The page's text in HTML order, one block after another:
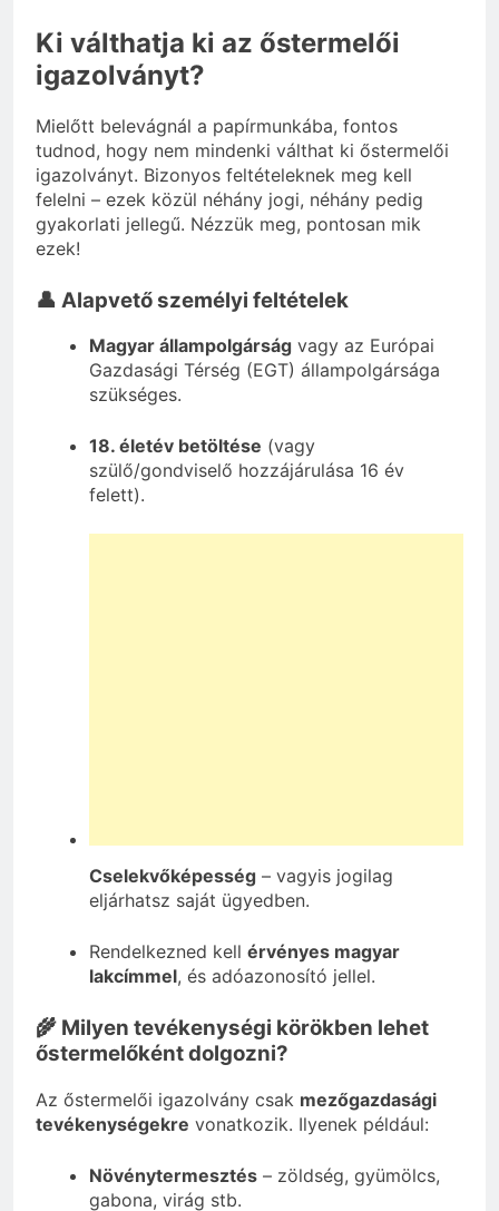
Ki válthatja ki az őstermelői
igazolványt?
Mielőtt belevágnál a papírmunkába, fontos
tudnod, hogy nem mindenki válthat ki őstermelői
igazolványt. Bizonyos feltételeknek meg kell
felelni – ezek közül néhány jogi, néhány pedig
gyakorlati jellegű. Nézzük meg, pontosan mik
ezek!
👤 Alapvető személyi feltételek
Magyar állampolgárság vagy az Európai
Gazdasági Térség (EGT) állampolgársága
szükséges.
18. életév betöltése (vagy
szülő/gondviselő hozzájárulása 16 év
felett).
Cselekvőképesség – vagyis jogilag
eljárhatsz saját ügyedben.
Rendelkezned kell érvényes magyar
lakcímmel, és adóazonosító jellel.
🌾 Milyen tevékenységi körökben lehet
őstermelőként dolgozni?
Az őstermelői igazolvány csak mezőgazdasági
tevékenységekre vonatkozik. Ilyenek például:
Növénytermesztés – zöldség, gyümölcs,
gabona, virág stb.